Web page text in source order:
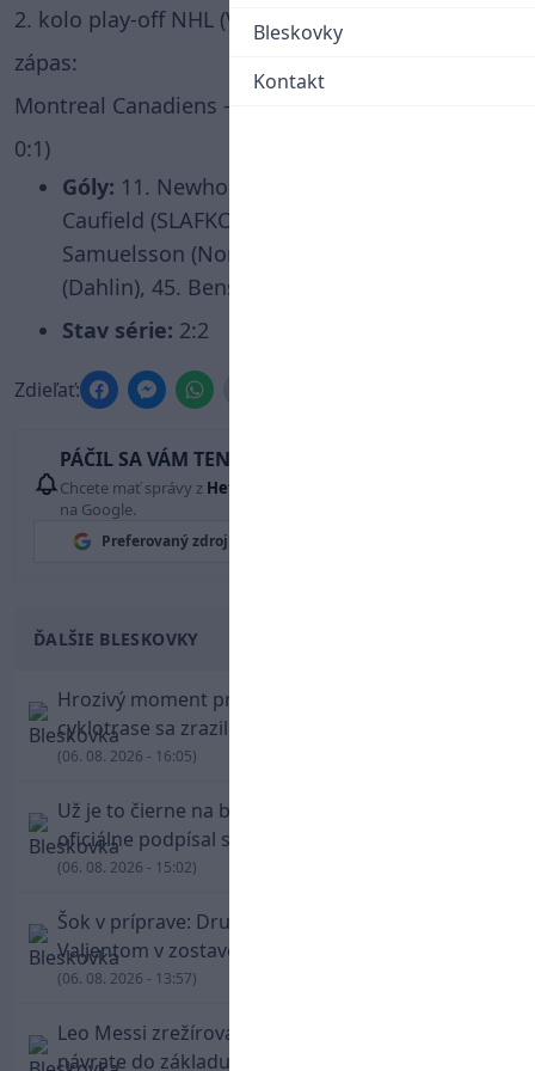
Bleskovky
Kontakt
2. kolo play-off NHL (Východná konferencia) - 4.
zápas:
Montreal Canadiens – Buffalo Sabres 2:3 (2:1, 0:1,
0:1)
Góly: 11. Newhook (Evans, Demidov), 20.
Caufield (SLAFKOVSKÝ, Hutson) – 7.
Samuelsson (Norris, Doan), 27. T. Thompson
(Dahlin), 45. Benson (Doan, T. Thompson)
Stav série: 2:2
Zdieľať:
PÁČIL SA VÁM TENTO ČLÁNOK?
Chcete mať správy z Hetrik.sk
na Google.
Preferovaný zdroj
ĎALŠIE BLESKOVKY
Hrozivý moment pre Zdena Cháru! Na
cyklotrase sa zrazil s bežcom
(06. 08. 2026 - 16:05)
Už je to čierne na bielom: Mohamed Salah
oficiálne podpísal s Trabzonsporom
(06. 08. 2026 - 15:02)
Šok v príprave: Druholigová Mallorca s
Valjentom v zostave zdolala PSG
(06. 08. 2026 - 13:57)
Leo Messi zrežíroval obrat Interu Miami, pri
návrate do základu strelil dva góly